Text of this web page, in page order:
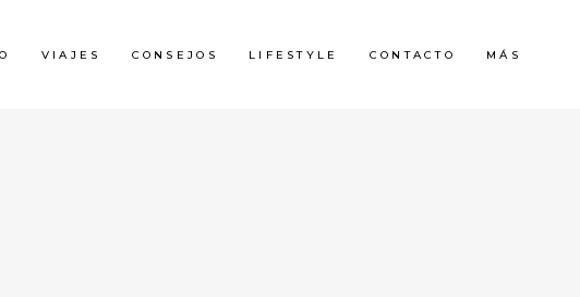
VIAJES CONSEJOS LIFESTYLE CONTACTO MÁS